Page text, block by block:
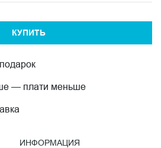
КУПИТЬ
— плати меньше
ИНФОРМАЦИЯ